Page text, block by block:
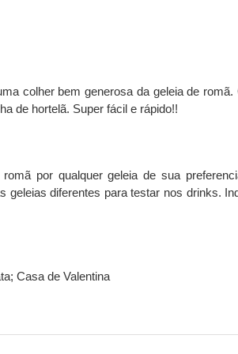
colher bem generosa da geleia de
de hortelã. Super fácil e rápido!!
por qualquer geleia de sua
geleias diferentes para testar nos drinks.